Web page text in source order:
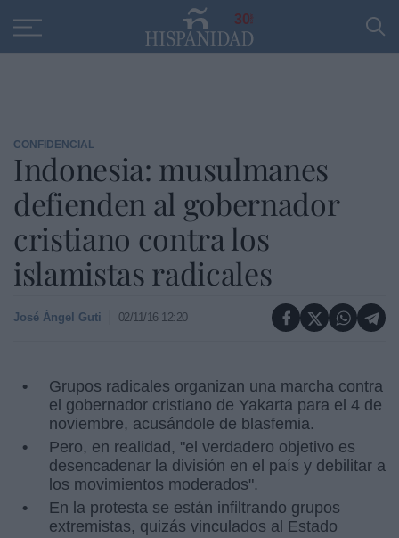
30
CONFIDENCIAL
Indonesia: musulmanes
defienden al gobernador
cristiano contra los
islamistas radicales
José Ángel Guti 02/11/16 12:20
Grupos radicales organizan una marcha contra
el gobernador cristiano de Yakarta para el 4 de
noviembre, acusándole de blasfemia.
Pero, en realidad, "el verdadero objetivo es
desencadenar la división en el país y debilitar a
los movimientos moderados".
En la protesta se están infiltrando grupos
extremistas, quizás vinculados al Estado